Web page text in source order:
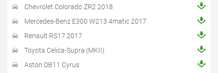
Chevrolet Colorado ZR2 2018
Mercedes-Benz E300 W213 4matic 2017
Renault RS17 2017
Toyota Celica-Supra (MKII)
Aston DB11 Cyrus